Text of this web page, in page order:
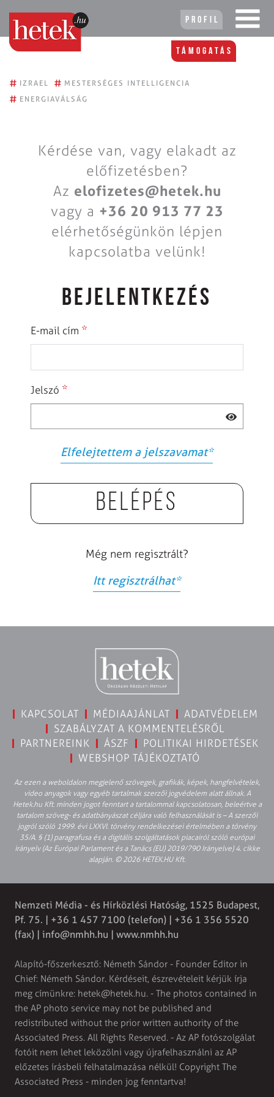
Profil
Támogatás
# IZRAEL # MESTERSÉGES INTELLIGENCIA
# ENERGIAVÁLSÁG
Kérdése van, vagy elakadt az
előfizetésben?
Az elofizetes@hetek.hu
vagy a +36 20 913 77 23
elérhetőségünkön lépjen
kapcsolatba velünk!
BEJELENTKEZÉS
E-mail cím *
Jelszó *
Elfelejtettem a jelszavamat*
Belépés
Még nem regisztrált?
Itt regisztrálhat*
KAPCSOLAT MÉDIAAJÁNLAT
ADATVÉDELEM
SZABÁLYZAT A KOMMENTELÉSRŐL
PARTNEREINK
ÁSZF
POLITIKAI HIRDETÉSEK
WEBSHOP TÁJÉKOZTATÓ
Az ezen a weboldalon megjelenő szövegek, grafikák, képek, hangfelvételek,
video anyagok vagy egyéb tartalmak szerzői jogvédelem alatt állnak. A
Hetek.hu Kft. minden jogot fenntart a tartalommal kapcsolatosan, beleértve a
tartalom szöveg- és adatbányászat céljára való felhasználását is – A szerzői
jogról szóló 1999. évi LXXVI. törvény rendelkezései értelmében a törvény
35/A. § (1) paragrafusa és a digitális szolgáltatások piacairól szóló európai
irányelv (Az Európai Parlament és a Tanács (EU) 2019/790 Irányelve) 4. cikke
alapján. © 2026 HETEK.HU Kft.
Nemzeti Média - és Hírközlési Hatóság, 1525 Budapest,
Pf. 75. | +36 1 457 7100 (telefon) | +36 1 356 5520
(fax) | info@nmhh.hu | www.nmhh.hu
Alapító-főszerkesztő: Németh Sándor - Founder Editor in
Chief: Németh Sándor. Kérdéseit, észrevételeit kérjük írja
meg címünkre: hetek@hetek.hu. - The photos contained in
the AP photo service may not be published and
redistributed without the prior written authority of the
Associated Press. All Rights Reserved. - Az AP fotószolgálat
fotóit nem lehet leközölni vagy újrafelhasználni az AP
előzetes írásbeli felhatalmazása nélkül! Copyright The
Associated Press - minden jog fenntartva!